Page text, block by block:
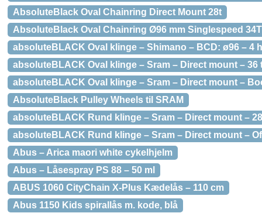
AbsoluteBlack Oval Chainring Direct Mount 28t
AbsoluteBlack Oval Chainring Ø96 mm Singlespeed
absoluteBLACK Oval klinge – Shimano – BCD: ø96 – 4
absoluteBLACK Oval klinge – Sram – Direct mount –
absoluteBLACK Oval klinge – Sram – Direct mount –
AbsoluteBlack Pulley Wheels til SRAM
absoluteBLACK Rund klinge – Sram – Direct mount –
absoluteBLACK Rund klinge – Sram – Direct mount –
Abus – Arica maori white cykelhjelm
Abus – Låsespray PS 88 – 50 ml
ABUS 1060 CityChain X-Plus Kædelås – 110 cm
Abus 1150 Kids spirallås m. kode, blå